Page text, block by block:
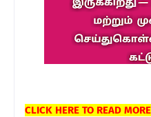
CLICK HERE TO READ